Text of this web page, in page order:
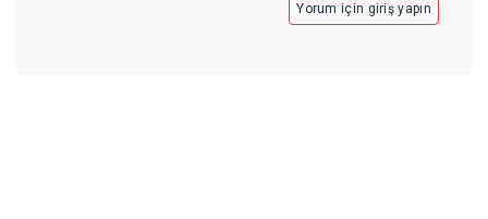
Yorum için giriş yapın